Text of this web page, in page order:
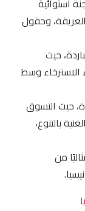
استوائية
وحقول
حيث
الاسترخاء وسط
حيث التسوق
بالتنوع،
من